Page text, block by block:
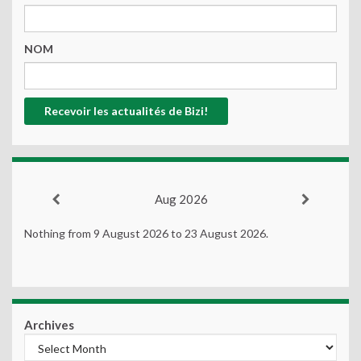
NOM
Aug 2026
Nothing from 9 August 2026 to 23 August 2026.
Archives